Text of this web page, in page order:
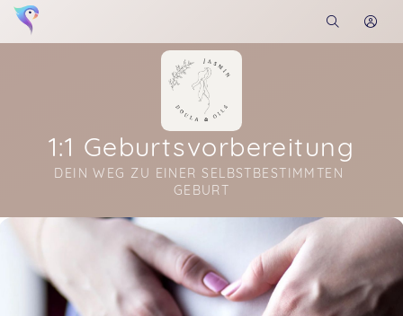
1:1 Geburtsvorbereitung
DEIN WEG ZU EINER SELBSTBESTIMMTEN
GEBURT
Soon you will learn more about me here...